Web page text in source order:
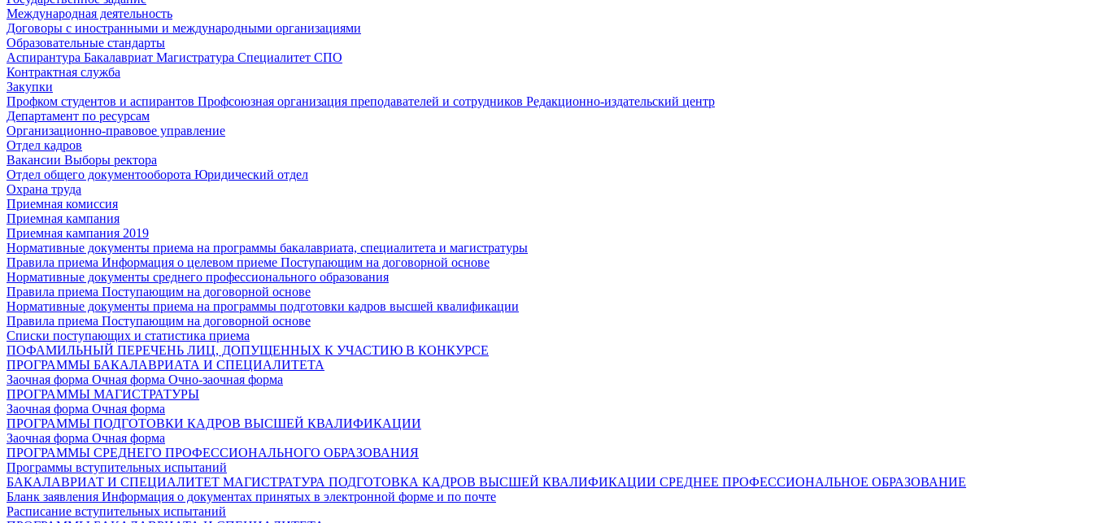
Международная деятельность
Договоры с иностранными и международными организациями
Образовательные стандарты
Аспирантура Бакалавриат Магистратура Специалитет СПО
Контрактная служба
Закупки
Профком студентов и аспирантов Профсоюзная организация преподавателей и сотрудников Редакционно-издательский центр
Департамент по ресурсам
Организационно-правовое управление
Отдел кадров
Вакансии Выборы ректора
Отдел общего документооборота Юридический отдел
Охрана труда
Приемная комиссия
Приемная кампания
Приемная кампания 2019
Нормативные документы приема на программы бакалавриата, специалитета и магистратуры
Правила приема Информация о целевом приеме Поступающим на договорной основе
Нормативные документы среднего профессионального образования
Правила приема Поступающим на договорной основе
Нормативные документы приема на программы подготовки кадров высшей квалификации
Правила приема Поступающим на договорной основе
Списки поступающих и статистика приема
ПОФАМИЛЬНЫЙ ПЕРЕЧЕНЬ ЛИЦ, ДОПУЩЕННЫХ К УЧАСТИЮ В КОНКУРСЕ
ПРОГРАММЫ БАКАЛАВРИАТА И СПЕЦИАЛИТЕТА
Заочная форма Очная форма Очно-заочная форма
ПРОГРАММЫ МАГИСТРАТУРЫ
Заочная форма Очная форма
ПРОГРАММЫ ПОДГОТОВКИ КАДРОВ ВЫСШЕЙ КВАЛИФИКАЦИИ
Заочная форма Очная форма
ПРОГРАММЫ СРЕДНЕГО ПРОФЕССИОНАЛЬНОГО ОБРАЗОВАНИЯ
Программы вступительных испытаний
БАКАЛАВРИАТ И СПЕЦИАЛИТЕТ МАГИСТРАТУРА ПОДГОТОВКА КАДРОВ ВЫСШЕЙ КВАЛИФИКАЦИИ СРЕДНЕЕ ПРОФЕССИОНАЛЬНОЕ ОБРАЗОВАНИЕ
Бланк заявления Информация о документах принятых в электронной форме и по почте
Расписание вступительных испытаний